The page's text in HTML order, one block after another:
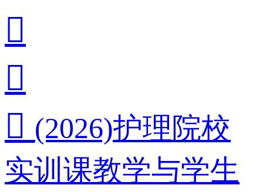


 (2026)护理院校
实训课教学与学生